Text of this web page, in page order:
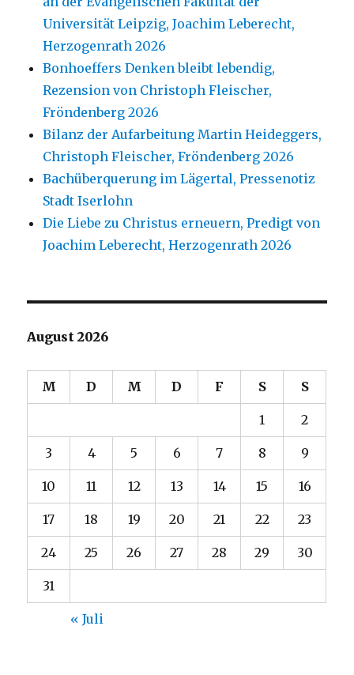
Universität Leipzig, Joachim Leberecht,
Herzogenrath 2026
Bonhoeffers Denken bleibt lebendig,
Rezension von Christoph Fleischer,
Fröndenberg 2026
Bilanz der Aufarbeitung Martin Heideggers,
Christoph Fleischer, Fröndenberg 2026
Bachüberquerung im Lägertal, Pressenotiz
Stadt Iserlohn
Die Liebe zu Christus erneuern, Predigt von
Joachim Leberecht, Herzogenrath 2026
August 2026
M D M D F S S
1 2
3 4 5 6 7 8 9
10 11 12 13 14 15 16
17 18 19 20 21 22 23
24 25 26 27 28 29 30
31
« Juli